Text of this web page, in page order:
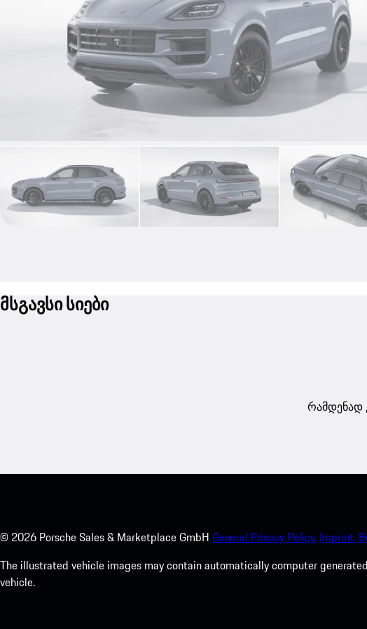
მსგავსი სიები
რამდენად
© 2026 Porsche Sales & Marketplace GmbH General Privacy Policy. Imprint.
The illustrated vehicle images may contain automatically computer
vehicle.